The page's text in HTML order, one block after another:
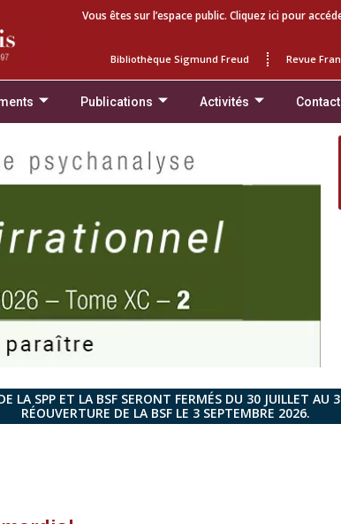
Vous êtes sur l’espace public. Cliquez ici pour
Bibliothèque Sigmund Freud Revue
Publications Activités Contact
LA SPP ET LA BSF SERONT FERMÉS DU 30 JUILLET AU
RÉOUVERTURE DE LA BSF LE 3 SEPTEMBRE 2026.